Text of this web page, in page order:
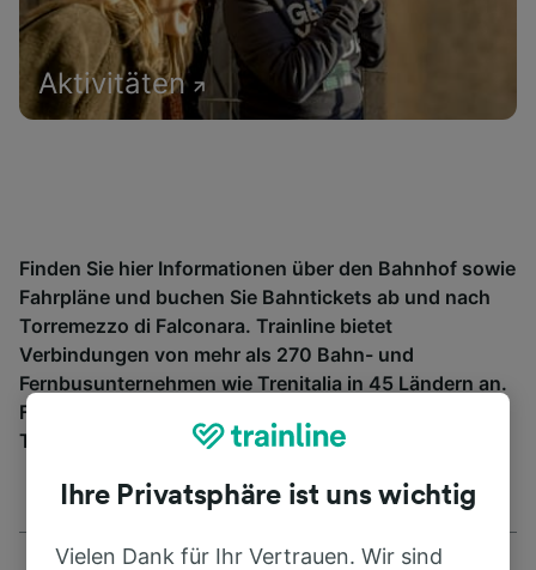
Aktivitäten
Finden Sie hier Informationen über den Bahnhof sowie
Fahrpläne und buchen Sie Bahntickets ab und nach
Torremezzo di Falconara. Trainline bietet
Verbindungen von mehr als 270 Bahn- und
Fernbusunternehmen wie Trenitalia in 45 Ländern an.
Finden Sie mit Trainline die passende Verbindung ab
Torremezzo di Falconara.
Ihre Privatsphäre ist uns wichtig
Vielen Dank für Ihr Vertrauen. Wir sind